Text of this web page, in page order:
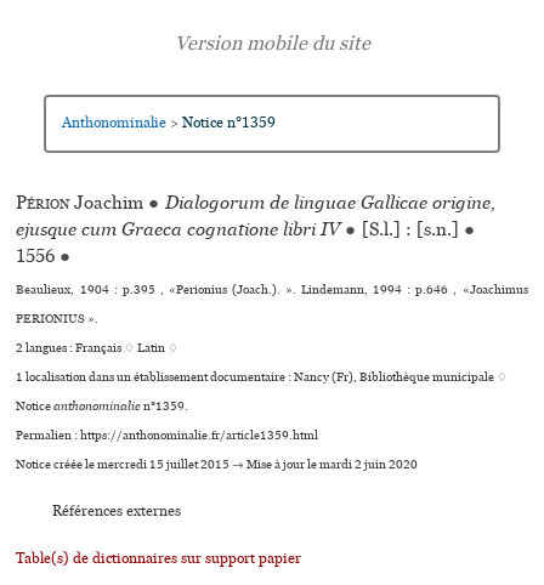
Anthonominalie > Notice n°1359
PérionJoachim ● Dialogorum de linguae Gallicae origine,
ejus­que cum Graeca cogna­tione libri IV ● [S.l.] : [s.n.] ●
1556 ●
Beaulieux, 1904 : p.395 , «Perionius (Joach.). ». Lindemann, 1994 : p.646 , «Joachimus
PERIONIUS ».
2 langues :Français ♢Latin ♢
1 localisation dans un établissement documentaire : Nancy (Fr), Bibliothèque muni­ci­pale ♢
Noticeanthonominalien°1359.
Permalien : https://anthonominalie.fr/article1359.html
Notice créée le mercredi 15 juillet 2015 → Mise à jour le mardi 2 juin 2020
Références externes
Table(s) de dictionnaires sur support papier